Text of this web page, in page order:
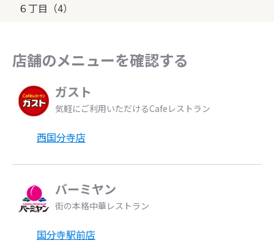
６丁目（4）
店舗のメニューを確認する
ガスト
気軽にご利用いただけるCafeレストラン
西国分寺店
バーミヤン
街の本格中華レストラン
国分寺駅前店